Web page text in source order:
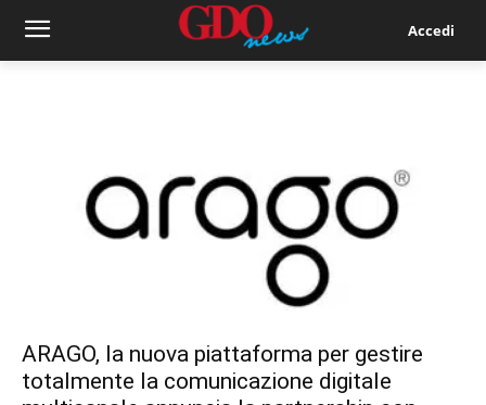
Accedi
ARAGO, la nuova piattaforma per gestire
totalmente la comunicazione digitale